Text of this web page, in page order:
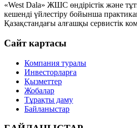
«West Dala» ЖШС өндірістік және
кешенді үйлестіру бойынша
Қазақстандағы алғашқы сервистік
Сайт картасы
Компания туралы
Инвесторларға
Қызметтер
Жобалар
Тұрақты даму
Байланыстар